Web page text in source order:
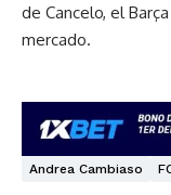
de Cancelo, el
mercado.
Andrea Cambiaso